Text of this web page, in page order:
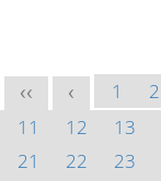
<< < 1 2
11
12 13
21
22 23